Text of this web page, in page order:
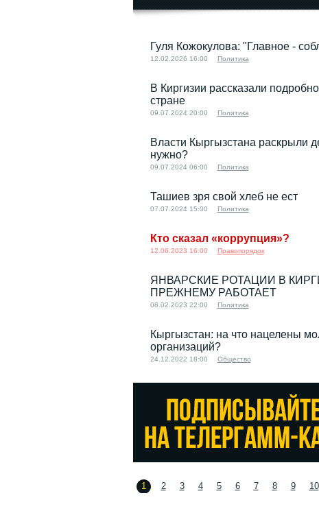
Гуля Кожокулова: "Главное -
12.02.2026 16:00 Политика
В Киргизии рассказали
стране
09.07.2024 20:00 Политика
Власти Кыргызстана раскрыли
нужно?
09.07.2024 06:00 Политика
Ташиев зря свой хлеб не ест
07.07.2024 15:00 Политика
Кто сказал «коррупция»?
12.06.2023 16:00 Правопорядок
ЯНВАРСКИЕ РОТАЦИИ В
ПРЕЖНЕМУ РАБОТАЕТ
08.02.2023 22:00 Политика
Кыргызстан: на что нацелены
организаций?
24.12.2022 18:00 Общество
1 2 3 4 5 6 7 8 9 10